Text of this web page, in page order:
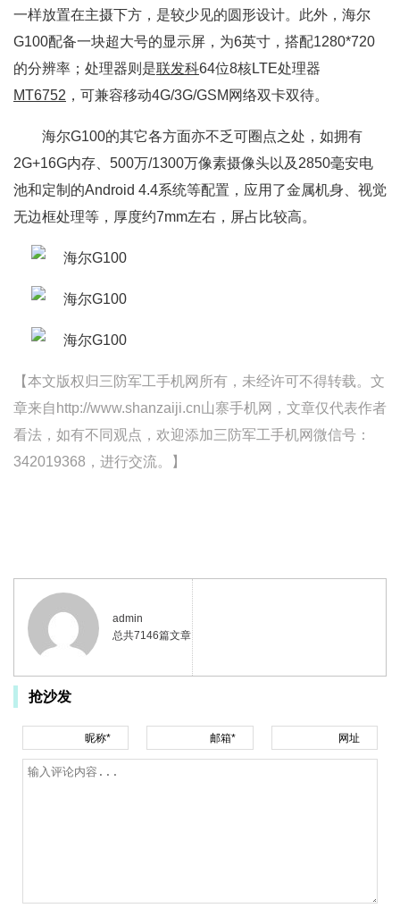
一样放置在主摄下方，是较少见的圆形设计。此外，海尔
G100配备一块超大号的显示屏，为6英寸，搭配1280*720
的分辨率；处理器则是联发科64位8核LTE处理器
MT6752 ，可兼容移动4G/3G/GSM网络双卡双待。
海尔G100的其它各方面亦不乏可圈点之处，如拥有
2G+16G内存、500万/1300万像素摄像头以及2850毫安电
池和定制的Android 4.4系统等配置，应用了金属机身、视觉
无边框处理等，厚度约7mm左右，屏占比较高。
【本文版权归三防军工手机网所有，未经许可不得转载。文
章来自http://www.shanzaiji.cn山寨手机网，文章仅代表作者
看法，如有不同观点，欢迎添加三防军工手机网微信号：
342019368，进行交流。】
admin
总共7146篇文章
抢沙发
昵称* 邮箱* 网址